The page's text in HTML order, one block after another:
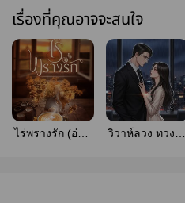
เรื่องที่คุณอาจจะสนใจ
ไร่พรางรัก (อ่าน
วิวาห์ลวง ทวงรัก